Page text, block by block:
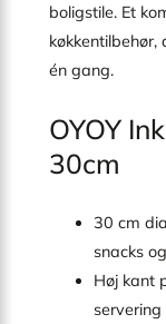
boligstile. Et
én gang.
OYOY
30cm
30 cm
snacks
Høj kant
servering